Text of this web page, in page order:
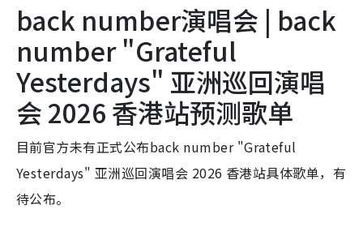
back number演唱会 | back
number "Grateful
Yesterdays" 亚洲巡回演唱
会 2026 香港站预测歌单
目前官方未有正式公布back number "Grateful
Yesterdays" 亚洲巡回演唱会 2026 香港站具体歌单，有
待公布。